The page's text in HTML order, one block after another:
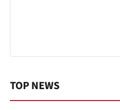
TOP NEWS